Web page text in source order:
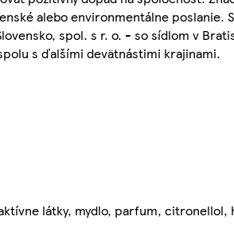
alebo environmentálne poslanie.
spol. s r. o. - so sídlom v
s ďalšími devätnástimi krajinami.
látky, mydlo, parfum, citronellol,